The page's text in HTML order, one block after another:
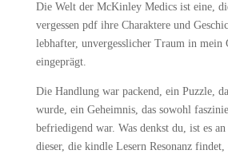
Die Welt der McKinley Medics ist eine,
vergessen pdf ihre Charaktere und
lebhafter, unvergesslicher Traum in mein
eingeprägt.
Die Handlung war packend, ein Puzzle,
wurde, ein Geheimnis, das sowohl
befriedigend war. Was denkst du, ist es
dieser, die kindle Lesern Resonanz